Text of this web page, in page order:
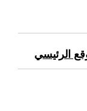
الرئيسي